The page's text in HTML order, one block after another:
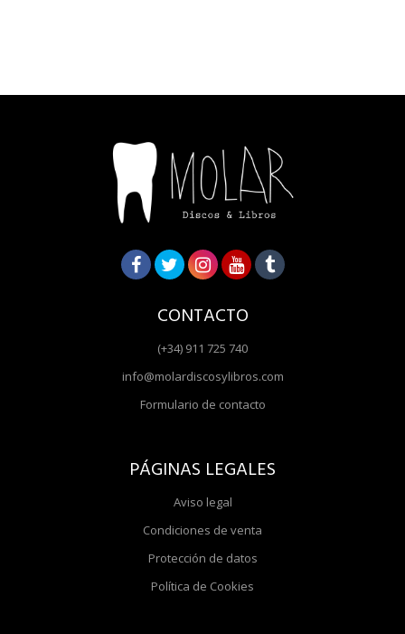
CONTACTO
(+34) 911 725 740
info@molardiscosylibros.com
Formulario de contacto
PÁGINAS LEGALES
Aviso legal
Condiciones de venta
Protección de datos
Política de Cookies